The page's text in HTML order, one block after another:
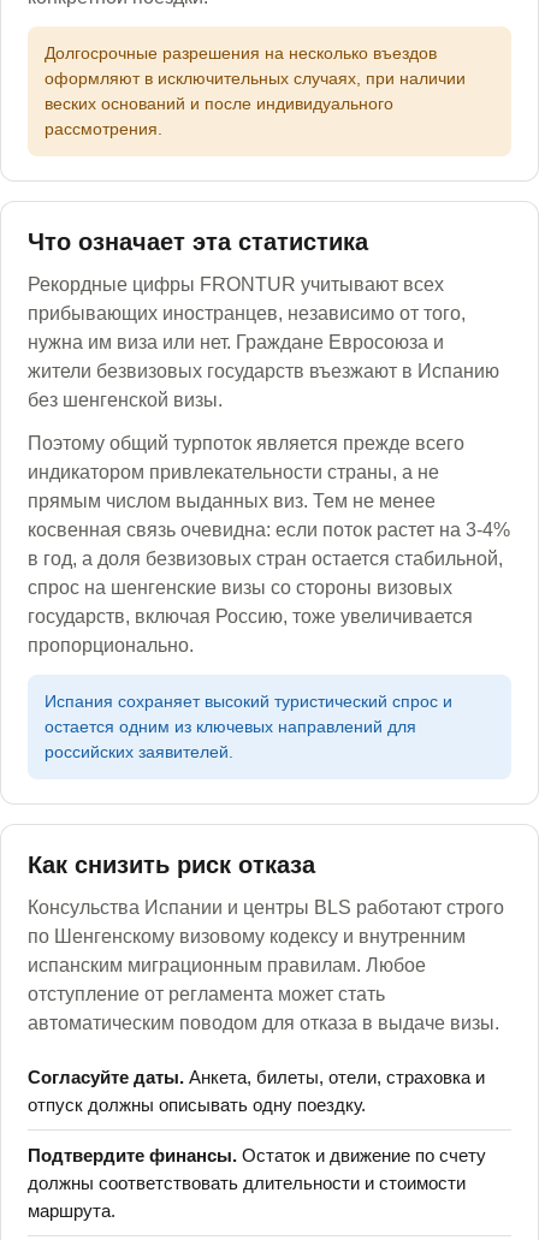
Долгосрочные разрешения на несколько въездов
оформляют в исключительных случаях, при наличии
веских оснований и после индивидуального
рассмотрения.
Что означает эта статистика
Рекордные цифры FRONTUR учитывают всех
прибывающих иностранцев, независимо от того,
нужна им виза или нет. Граждане Евросоюза и
жители безвизовых государств въезжают в Испанию
без шенгенской визы.
Поэтому общий турпоток является прежде всего
индикатором привлекательности страны, а не
прямым числом выданных виз. Тем не менее
косвенная связь очевидна: если поток растет на 3-4%
в год, а доля безвизовых стран остается стабильной,
спрос на шенгенские визы со стороны визовых
государств, включая Россию, тоже увеличивается
пропорционально.
Испания сохраняет высокий туристический спрос и
остается одним из ключевых направлений для
российских заявителей.
Как снизить риск отказа
Консульства Испании и центры BLS работают строго
по Шенгенскому визовому кодексу и внутренним
испанским миграционным правилам. Любое
отступление от регламента может стать
автоматическим поводом для отказа в выдаче визы.
Согласуйте даты. Анкета, билеты, отели, страховка и
отпуск должны описывать одну поездку.
Подтвердите финансы. Остаток и движение по счету
должны соответствовать длительности и стоимости
маршрута.